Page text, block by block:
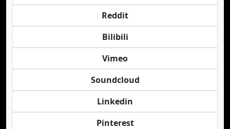
Reddit
Bilibili
Vimeo
Soundcloud
Linkedin
Pinterest